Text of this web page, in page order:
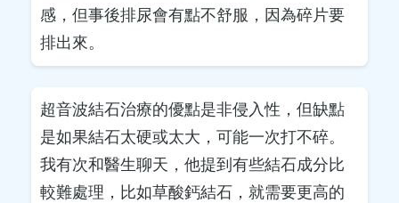
感，但事後排尿會有點不舒服，因為碎片要
排出來。
超音波結石治療的優點是非侵入性，但缺點
是如果結石太硬或太大，可能一次打不碎。
我有次和醫生聊天，他提到有些結石成分比
較難處理，比如草酸鈣結石，就需要更高的